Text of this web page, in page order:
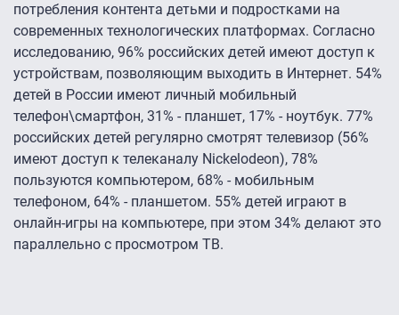
потребления контента детьми и подростками на
современных технологических платформах. Согласно
исследованию, 96% российских детей имеют доступ к
устройствам, позволяющим выходить в Интернет. 54%
детей в России имеют личный мобильный
телефон\смартфон, 31% - планшет, 17% - ноутбук. 77%
российских детей регулярно смотрят телевизор (56%
имеют доступ к телеканалу Nickelodeon), 78%
пользуются компьютером, 68% - мобильным
телефоном, 64% - планшетом. 55% детей играют в
онлайн-игры на компьютере, при этом 34% делают это
параллельно с просмотром ТВ.